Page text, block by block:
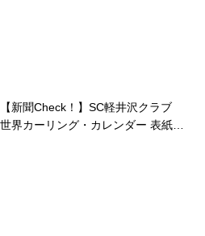
【新聞Check！】SC軽井沢クラブ
世界カーリング・カレンダー 表紙に